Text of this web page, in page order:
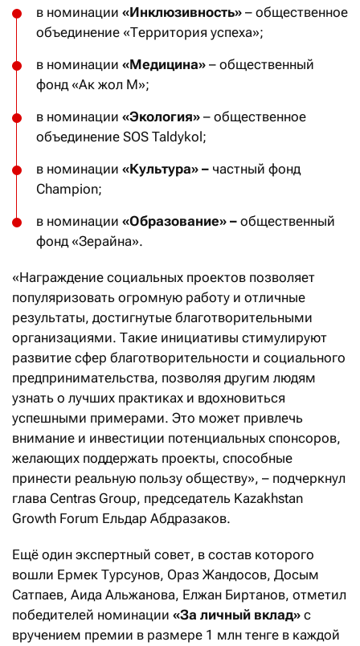
в номинации «Инклюзивность» – общественное
объединение «Территория успеха»;
в номинации «Медицина» – общественный
фонд «Ак жол М»;
в номинации «Экология» – общественное
объединение SOS Taldykol;
в номинации «Культура» – частный фонд
Champion;
в номинации «Образование» – общественный
фонд «Зерайна».
«Награждение социальных проектов позволяет
популяризовать огромную работу и отличные
результаты, достигнутые благотворительными
организациями. Такие инициативы стимулируют
развитие сфер благотворительности и социального
предпринимательства, позволяя другим людям
узнать о лучших практиках и вдохновиться
успешными примерами. Это может привлечь
внимание и инвестиции потенциальных спонсоров,
желающих поддержать проекты, способные
принести реальную пользу обществу», – подчеркнул
глава Centras Group, председатель Kazakhstan
Growth Forum Ельдар Абдразаков.
Ещё один экспертный совет, в состав которого
вошли Ермек Турсунов, Ораз Жандосов, Досым
Сатпаев, Аида Альжанова, Елжан Биртанов, отметил
победителей номинации «За личный вклад» с
вручением премии в размере 1 млн тенге в каждой